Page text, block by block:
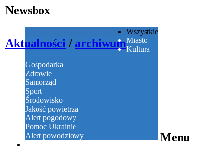
Newsbox
Aktualności / archiwum
Wszystkie
Miasto
Kultura
Gospodarka
Zdrowie
Samorząd
Sport
Środowisko
Jakość powietrza
Alert pogodowy
Pomoc Ukrainie
Alert powodziowy
Menu